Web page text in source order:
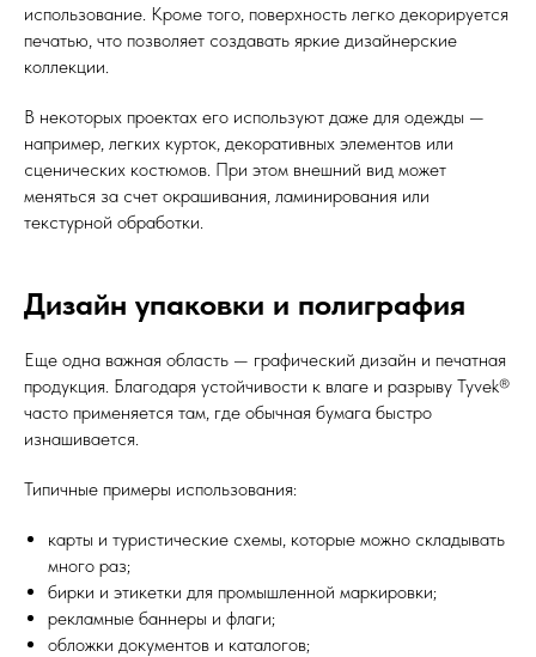
использование. Кроме того, поверхность легко декорируется
печатью, что позволяет создавать яркие дизайнерские
коллекции.
В некоторых проектах его используют даже для одежды —
например, легких курток, декоративных элементов или
сценических костюмов. При этом внешний вид может
меняться за счет окрашивания, ламинирования или
текстурной обработки.
Дизайн упаковки и полиграфия
Еще одна важная область — графический дизайн и печатная
продукция. Благодаря устойчивости к влаге и разрыву Tyvek®
часто применяется там, где обычная бумага быстро
изнашивается.
Типичные примеры использования:
карты и туристические схемы, которые можно складывать
много раз;
бирки и этикетки для промышленной маркировки;
рекламные баннеры и флаги;
обложки документов и каталогов;